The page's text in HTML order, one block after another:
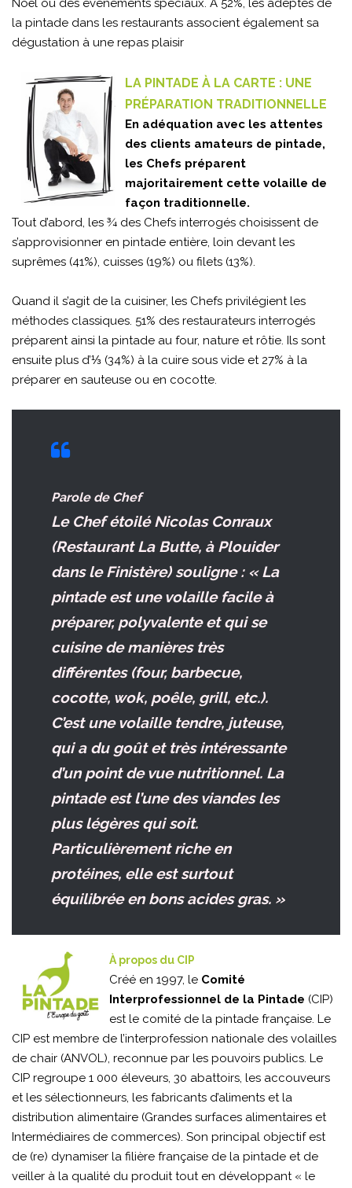
Noël ou des événements spéciaux. À 52%, les adeptes de
la pintade dans les restaurants associent également sa
dégustation à une repas plaisir
LA PINTADE À LA CARTE : UNE
PRÉPARATION TRADITIONNELLE
En adéquation avec les attentes
des clients amateurs de pintade,
les Chefs préparent
majoritairement cette volaille de
façon traditionnelle.
Tout d’abord, les ¾ des Chefs interrogés choisissent de
s’approvisionner en pintade entière, loin devant les
suprêmes (41%), cuisses (19%) ou filets (13%).
Quand il s’agit de la cuisiner, les Chefs privilégient les
méthodes classiques. 51% des restaurateurs interrogés
préparent ainsi la pintade au four, nature et rôtie. Ils sont
ensuite plus d’⅓ (34%) à la cuire sous vide et 27% à la
préparer en sauteuse ou en cocotte.
Parole de Chef
Le Chef étoilé Nicolas Conraux
(Restaurant La Butte, à Plouider
dans le Finistère) souligne : « La
pintade est une volaille facile à
préparer, polyvalente et qui se
cuisine de manières très
différentes (four, barbecue,
cocotte, wok, poêle, grill, etc.).
C’est une volaille tendre, juteuse,
qui a du goût et très intéressante
d’un point de vue nutritionnel. La
pintade est l’une des viandes les
plus légères qui soit.
Particulièrement riche en
protéines, elle est surtout
équilibrée en bons acides gras. »
À propos du CIP
Créé en 1997, le Comité
Interprofessionnel de la Pintade (CIP)
est le comité de la pintade française. Le
CIP est membre de l’interprofession nationale des volailles
de chair (ANVOL), reconnue par les pouvoirs publics. Le
CIP regroupe 1 000 éleveurs, 30 abattoirs, les accouveurs
et les sélectionneurs, les fabricants d’aliments et la
distribution alimentaire (Grandes surfaces alimentaires et
Intermédiaires de commerces). Son principal objectif est
de (re) dynamiser la filière française de la pintade et de
veiller à la qualité du produit tout en développant « le